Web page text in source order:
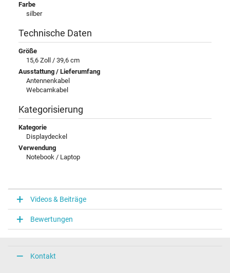
Farbe
silber
Technische Daten
Größe
15,6 Zoll / 39,6 cm
Ausstattung / Lieferumfang
Antennenkabel
Webcamkabel
Kategorisierung
Kategorie
Displaydeckel
Verwendung
Notebook / Laptop
Videos & Beiträge
Bewertungen
Kontakt